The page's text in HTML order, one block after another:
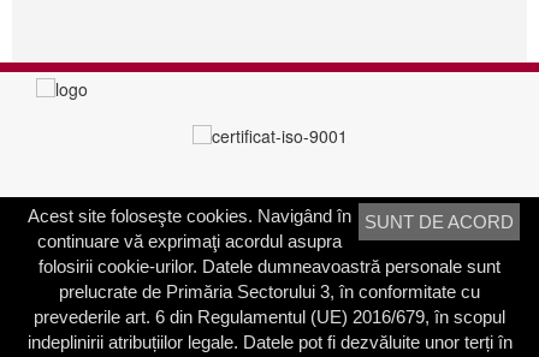
PRIMĂRIA SECTORULUI 3
Adresa:Calea Dudeşti nr. 191
Bucureşti, Sector 3, România
Contactați-ne
SUNT DE ACORD
Acest site foloseşte cookies. Navigând în
continuare vă exprimaţi acordul asupra
folosirii cookie-urilor. Datele dumneavoastră personale sunt
prelucrate de Primăria Sectorului 3, în conformitate cu
prevederile art. 6 din Regulamentul (UE) 2016/679, în scopul
indeplinirii atribuțiilor legale. Datele pot fi dezvăluite unor terți în